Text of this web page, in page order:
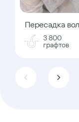
Пересадка
3 800
графтов